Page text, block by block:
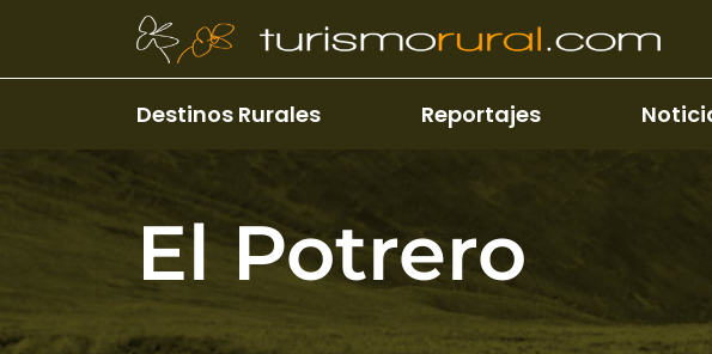
Pasar al contenido principal
Destinos Rurales Reportajes
El Potrero